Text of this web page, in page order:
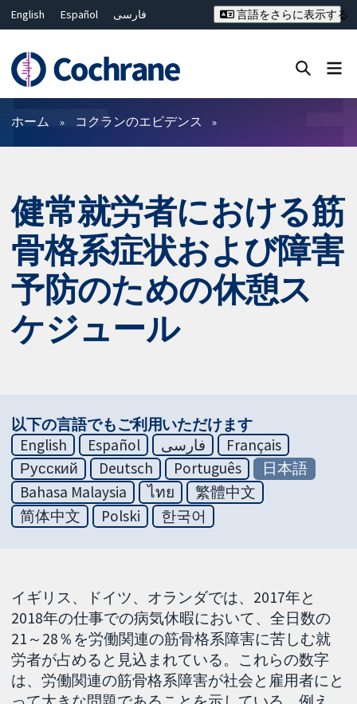
English Español
فارسی
Deutsch
Bahasa Malaysia
ไทย
繁體中文
简体中文
言語をさらに表示する
フィルター
ホーム コクランのエビデンス
健常就労者における筋
骨格系症状および障害
予防のための休憩ス
ケジュール
以下の言語でもご利用いただけます
English
Español فارسی
Français
Русский
Deutsch Português
日本語
Bahasa Malaysia
ไทย
繁體中文
简体中文
Polski 한국어
イギリス、ドイツ、オランダでは、2017年と
2018年の仕事での病気休暇において、全日数の
21～28％を労働関連の筋骨格系障害に苦しむ就
労者が占めると見込まれている。これらの数字
は、労働関連の筋骨格系障害が社会と雇用者にと